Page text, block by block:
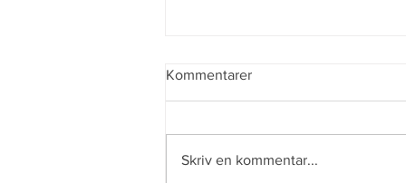
Enkel semester
Kommentarer
Skriv en kommentar...